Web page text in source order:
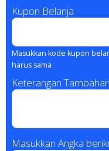
Kupon Belanja
Masukkan kode kupon
harus sama
Keterangan Tambahan
Masukkan Angka